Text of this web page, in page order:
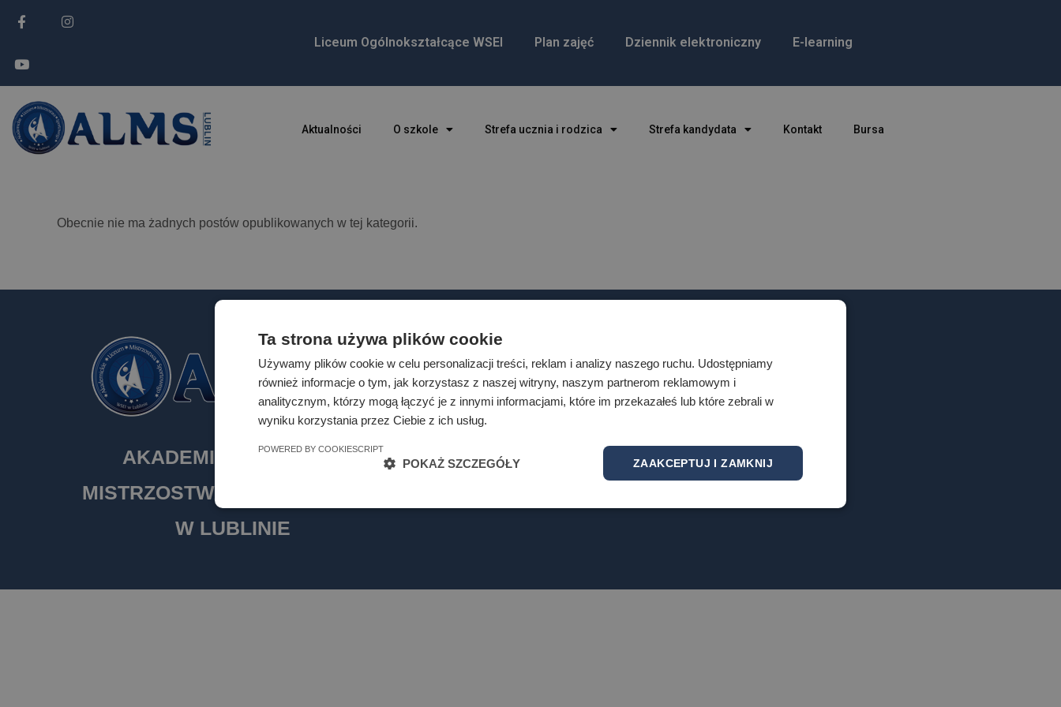
treści
Liceum Ogólnokształcące WSEI Plan zajęć Dziennik elektroniczny E-learning
Aktualności O szkole Strefa ucznia i rodzica Strefa kandydata Kontakt Bursa
Obecnie nie ma żadnych postów opublikowanych w tej kategorii.
AKADEMICKIE LICEUM
MISTRZOSTWA SPORTOWEGO
W LUBLINIE
Akademickie Liceum Mistrzostwa Sportowego w Lublinie
ul. Projektowa 4
20-209 Lublin
Budynek C, Piętro 1, Pokój C115
81 749-32-35
Ta strona używa plików cookie
Używamy plików cookie w celu personalizacji treści, reklam i analizy naszego ruchu. Udostępniamy
również informacje o tym, jak korzystasz z naszej witryny, naszym partnerom reklamowym i
analitycznym, którzy mogą łączyć je z innymi informacjami, które im przekazałeś lub które zebrali w
wyniku korzystania przez Ciebie z ich usług.
ZAAKCEPTUJ I ZAMKNIJ
POKAŻ SZCZEGÓŁY
POWERED BY COOKIESCRIPT